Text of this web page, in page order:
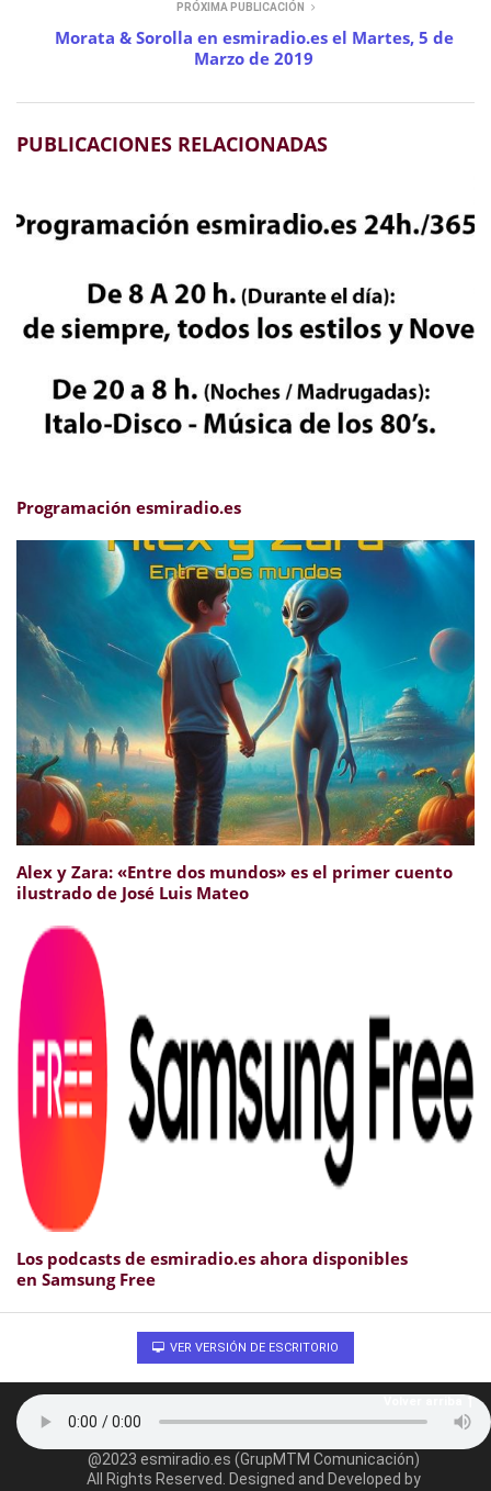
PRÓXIMA PUBLICACIÓN
Morata & Sorolla en esmiradio.es el Martes, 5 de
Marzo de 2019
PUBLICACIONES RELACIONADAS
Programación esmiradio.es
Alex y Zara: «Entre dos mundos» es el primer cuento
ilustrado de José Luis Mateo
Los podcasts de esmiradio.es ahora disponibles
en Samsung Free
VER VERSIÓN DE ESCRITORIO
@2023 esmiradio.es (GrupMTM Comunicación)
All Rights Reserved. Designed and Developed by